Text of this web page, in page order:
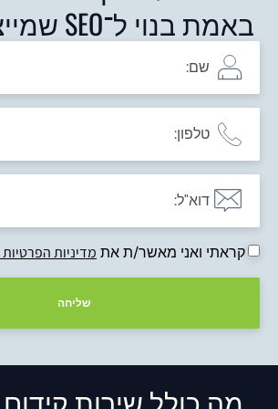
באמת בנוי ל־SEO שמייצר לידים?
קראתי ואני מאשר/ת את מדיניות
שליחה